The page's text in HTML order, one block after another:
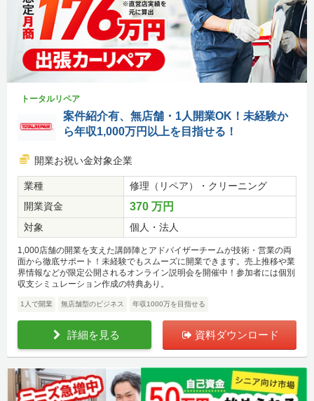
トータルリペア
案件紹介有、無店舗・1人開業OK！未経験か
ら年収1,000万円以上を目指せる！
開業お祝い金対象企業
業種
修理（リペア）・クリーニング
開業資金
370 万円
対象 個人・法人
1,000店舗の開業を支えた講師陣とアドバイザーチームが技術・営業の両
面から徹底サポート！未経験でもスムーズに開業できます。売上推移や業
界情報などが限定公開されるオンライン説明会を開催中！参加者には個別
収支シミュレーション作成の特典あり。
1人で開業 無店舗型のビジネス 年収1000万を目指せる
詳細を見る 資料ダウンロード